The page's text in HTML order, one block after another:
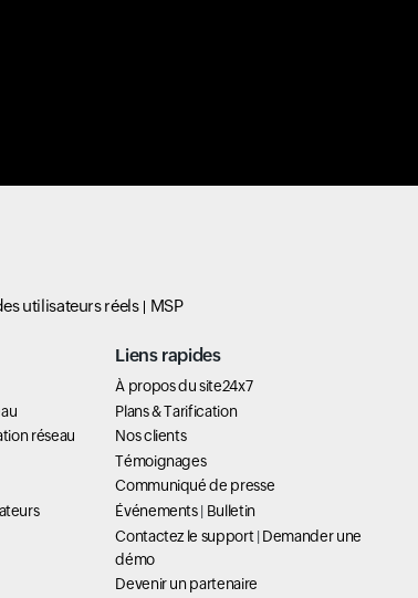
utilisateurs réels MSP
réseau
Liens rapides
À propos du site24x7
Plans & Tarification
Nos clients
Témoignages
Communiqué de presse
Événements| Bulletin
Contactez le support|Demander une
démo
Devenir un partenaire